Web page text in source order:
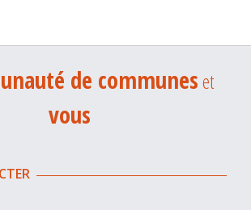
de communeset
vous